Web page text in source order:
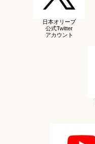
日本オリーブ
公式Twitter
アカウント